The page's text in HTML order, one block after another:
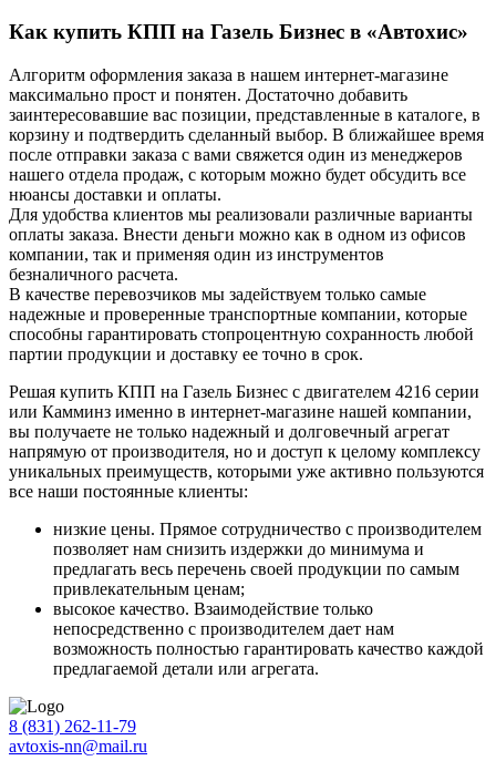
Как купить КПП на Газель Бизнес в «Автохис»
Алгоритм оформления заказа в нашем интернет-магазине
максимально прост и понятен. Достаточно добавить
заинтересовавшие вас позиции, представленные в каталоге, в
корзину и подтвердить сделанный выбор. В ближайшее время
после отправки заказа с вами свяжется один из менеджеров
нашего отдела продаж, с которым можно будет обсудить все
нюансы доставки и оплаты.
Для удобства клиентов мы реализовали различные варианты
оплаты заказа. Внести деньги можно как в одном из офисов
компании, так и применяя один из инструментов
безналичного расчета.
В качестве перевозчиков мы задействуем только самые
надежные и проверенные транспортные компании, которые
способны гарантировать стопроцентную сохранность любой
партии продукции и доставку ее точно в срок.
Решая купить КПП на Газель Бизнес с двигателем 4216 серии
или Камминз именно в интернет-магазине нашей компании,
вы получаете не только надежный и долговечный агрегат
напрямую от производителя, но и доступ к целому комплексу
уникальных преимуществ, которыми уже активно пользуются
все наши постоянные клиенты:
низкие цены. Прямое сотрудничество с производителем
позволяет нам снизить издержки до минимума и
предлагать весь перечень своей продукции по самым
привлекательным ценам;
высокое качество. Взаимодействие только
непосредственно с производителем дает нам
возможность полностью гарантировать качество каждой
предлагаемой детали или агрегата.
8 (831) 262-11-79
avtoxis-nn@mail.ru